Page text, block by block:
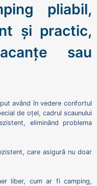
pliabil,
și practic,
sau
având în vedere confortul
de oțel, cadrul scaunului
eliminând problema
care asigură nu doar
liber, cum ar fi camping,